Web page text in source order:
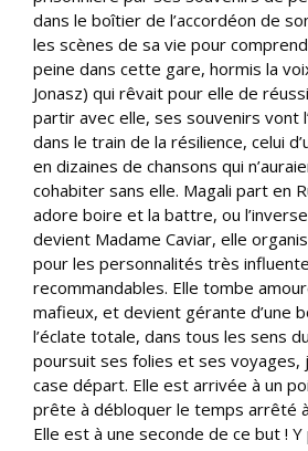
dans le boîtier de l’accordéon de
les scènes de sa vie pour
peine dans cette gare, hormis la
Jonasz) qui rêvait pour elle de
partir avec elle, ses souvenirs vont
dans le train de la résilience, celui
en dizaines de chansons qui
cohabiter sans elle. Magali part en
adore boire et la battre, ou
devient Madame Caviar, elle
pour les personnalités très
recommandables. Elle tombe
mafieux, et devient gérante d’une
l’éclate totale, dans tous les sens
poursuit ses folies et ses voyages,
case départ. Elle est arrivée à un
prête à débloquer le temps arrêté
Elle est à une seconde de ce but !